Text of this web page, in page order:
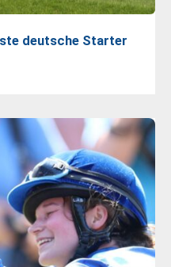
deutsche Starter